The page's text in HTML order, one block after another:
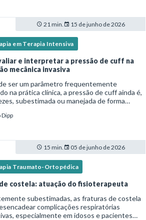
21 min. 15 de junho de 2026
em Terapia Intensiva
e interpretar a pressão de cuff na
mecânica invasiva
ser um parâmetro frequentemente
na prática clínica, a pressão de cuff ainda é,
subestimada ou manejada de forma
quanto em lesões traqueais
15 min. 05 de junho de 2026
Traumato-Ortopédica
costela: atuação do fisioterapeuta
subestimadas, as fraturas de costela
complicações respiratórias
especialmente em idosos e pacientes